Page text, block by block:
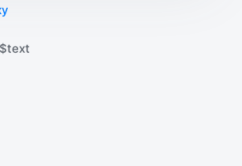
$text